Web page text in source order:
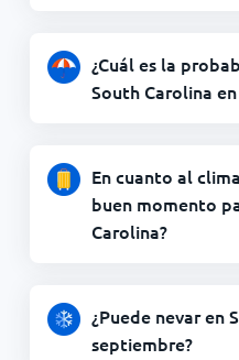
¿Cuál es la
South Carolina
En cuanto al
buen momento
Carolina?
¿Puede nevar en
septiembre?